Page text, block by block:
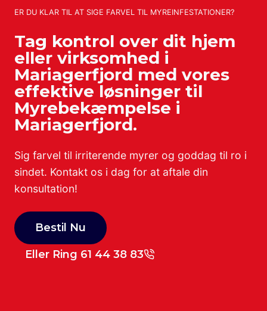
ER DU KLAR TIL AT SIGE FARVEL TIL MYREINFESTATIONER?
Tag kontrol over dit hjem
eller virksomhed i
Mariagerfjord med vores
effektive løsninger til
Myrebekæmpelse i
Mariagerfjord.
Sig farvel til irriterende myrer og goddag til ro i
sindet. Kontakt os i dag for at aftale din
konsultation!
Bestil Nu
Eller Ring 61 44 38 83